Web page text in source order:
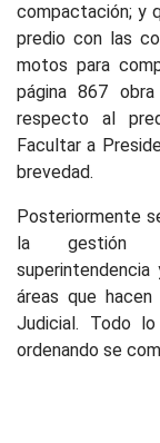
compactación; y
predio con las
motos para
página 867
respecto al
Facultar a
brevedad.
Posteriormente
la gestión
áreas que
Judicial. Todo
ordenando se